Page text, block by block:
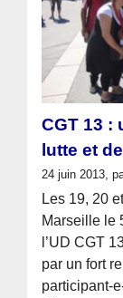
CGT 13 :
lutte et
24 juin 2013,
Les 19, 20
Marseille le
l’UD CGT
par un fort
participant-